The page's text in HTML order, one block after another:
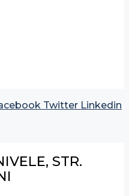
Twitter Linkedin
STR.